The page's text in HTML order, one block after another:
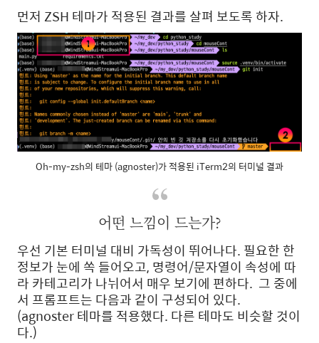
먼저 ZSH 테마가 적용된 결과를 살펴 보도록 하자.
Oh-my-zsh의 테마 (agnoster)가 적용된 iTerm2의 터미널 결과
어떤 느낌이 드는가?
우선 기본 터미널 대비 가독성이 뛰어나다. 필요한 한
정보가 눈에 쏙 들어오고, 명령어/문자열이 속성에 따
라 카테고리가 나뉘어서 매우 보기에 편하다. 그 중에
서 프롬프트는 다음과 같이 구성되어 있다.
(agnoster 테마를 적용했다. 다른 테마도 비슷할 것이
다.)